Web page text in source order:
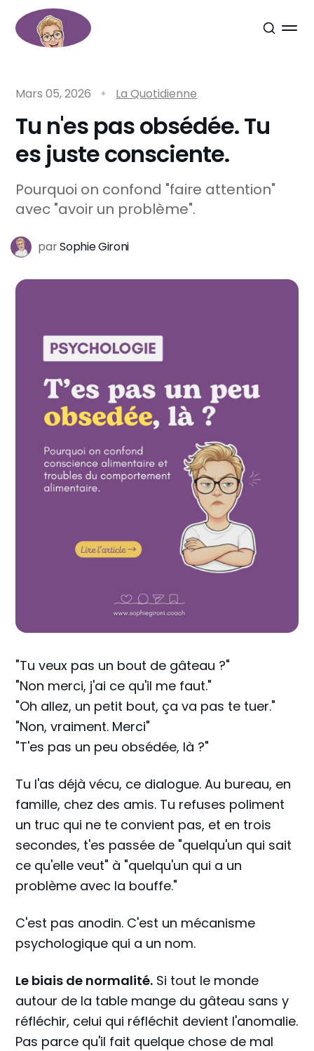
Mars 05, 2026 La Quotidienne
Tu n'es pas obsédée. Tu
es juste consciente.
Pourquoi on confond "faire attention"
avec "avoir un problème".
parSophie Gironi
"Tu veux pas un bout de gâteau ?"
"Non merci, j'ai ce qu'il me faut."
"Oh allez, un petit bout, ça va pas te tuer."
"Non, vraiment. Merci"
"T'es pas un peu obsédée, là ?"
Tu l'as déjà vécu, ce dialogue. Au bureau, en
famille, chez des amis. Tu refuses poliment
un truc qui ne te convient pas, et en trois
secondes, t'es passée de "quelqu'un qui sait
ce qu'elle veut" à "quelqu'un qui a un
problème avec la bouffe."
C'est pas anodin. C'est un mécanisme
psychologique qui a un nom.
Le biais de normalité. Si tout le monde
autour de la table mange du gâteau sans y
réfléchir, celui qui réfléchit devient l'anomalie.
Pas parce qu'il fait quelque chose de mal